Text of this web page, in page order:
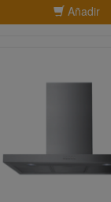
Añadir